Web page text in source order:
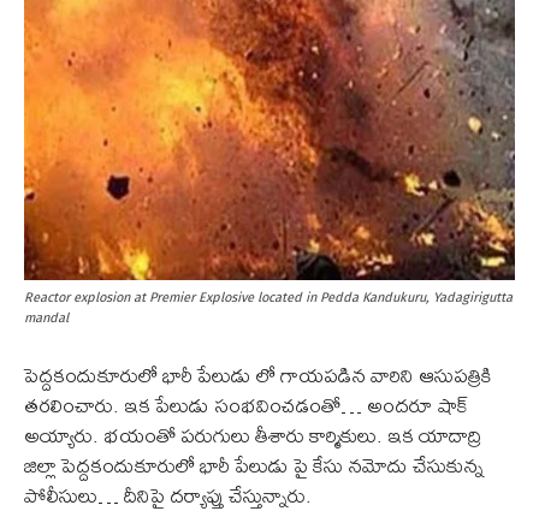
Reactor explosion at Premier Explosive located in Pedda Kandukuru, Yadagirigutta
mandal
పెద్దకందుకూరులో భారీ పేలుడు లో గాయపడిన వారిని ఆసుపత్రికి
తరలించారు. ఇక పేలుడు సంభవించడంతో… అందరూ షాక్‌
అయ్యారు. భయంతో పరుగులు తీశారు కార్మికులు. ఇక యాదాద్రి
జిల్లా పెద్దకందుకూరులో భారీ పేలుడు పై కేసు నమోదు చేసుకున్న
పోలీసులు… దీనిపై దర్యాప్తు చేస్తున్నారు.